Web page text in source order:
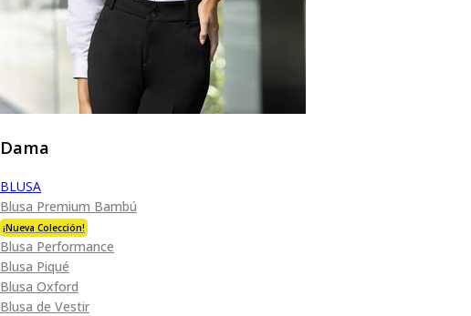
Dama
BLUSA
Blusa Premium Bambú
¡Nueva Colección!
Blusa Performance
Blusa Piqué
Blusa Oxford
Blusa de Vestir